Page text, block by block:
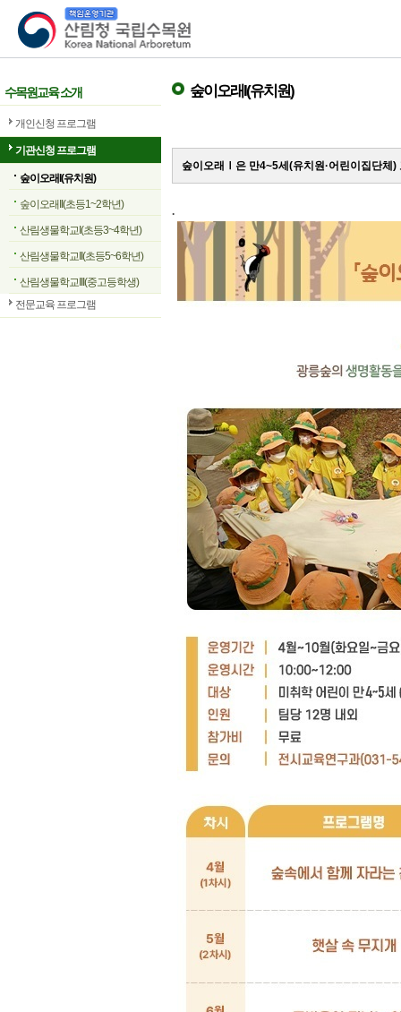
산림청 국립수목원
수목원교육 소개
개인신청 프로그램
기관신청 프로그램
숲이오래I(유치원)
숲이오래II(초등1~2학년)
산림생물학교I(초등3~4학년)
산림생물학교II(초등5~6학년)
산림생물학교III(중고등학생)
전문교육 프로그램
숲이오래I(유치원)
숲이오래Ⅰ은 만4~5세(유치원·어린이집단체)
.